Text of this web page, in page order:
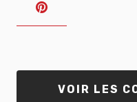
VOIR LES